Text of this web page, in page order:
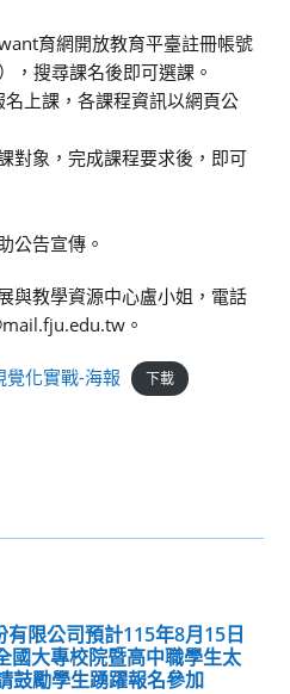
育網開放教育平臺註冊帳號
，搜尋課名後即可選課。
上課，各課程資訊以網頁公
對象，完成課程要求後，即可
公告宣傳。
與教學資源中心盧小姐，電話
。
化實戰-海報 下載
限公司預計115年8月15日
國大專校院暨高中職學生太
鼓勵學生踴躍報名參加